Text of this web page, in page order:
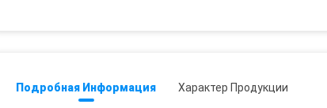
Подробная Информация Характер Продукции